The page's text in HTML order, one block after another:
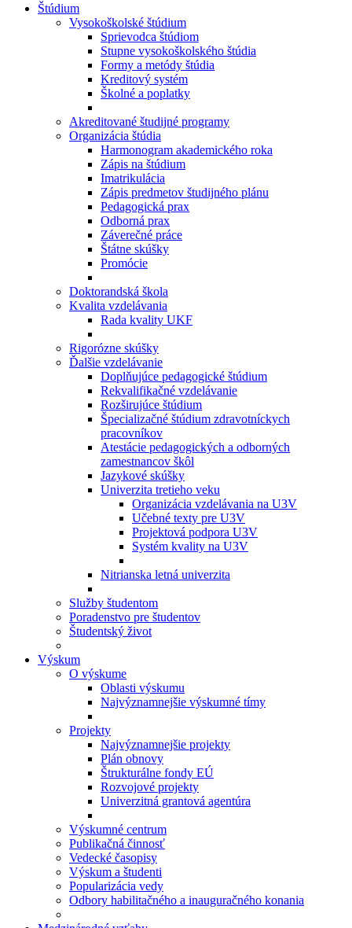
Štúdium
Vysokoškolské štúdium
Sprievodca štúdiom
Stupne vysokoškolského štúdia
Formy a metódy štúdia
Kreditový systém
Školné a poplatky
Akreditované študijné programy
Organizácia štúdia
Harmonogram akademického roka
Zápis na štúdium
Imatrikulácia
Zápis predmetov študijného plánu
Pedagogická prax
Odborná prax
Záverečné práce
Štátne skúšky
Promócie
Doktorandská škola
Kvalita vzdelávania
Rada kvality UKF
Rigorózne skúšky
Ďalšie vzdelávanie
Doplňujúce pedagogické štúdium
Rekvalifikačné vzdelávanie
Rozširujúce štúdium
Špecializačné štúdium zdravotníckych
pracovníkov
Atestácie pedagogických a odborných
zamestnancov škôl
Jazykové skúšky
Univerzita tretieho veku
Organizácia vzdelávania na U3V
Učebné texty pre U3V
Projektová podpora U3V
Systém kvality na U3V
Nitrianska letná univerzita
Služby študentom
Poradenstvo pre študentov
Študentský život
Výskum
O výskume
Oblasti výskumu
Najvýznamnejšie výskumné tímy
Projekty
Najvýznamnejšie projekty
Plán obnovy
Štrukturálne fondy EÚ
Rozvojové projekty
Univerzitná grantová agentúra
Výskumné centrum
Publikačná činnosť
Vedecké časopisy
Výskum a študenti
Popularizácia vedy
Odbory habilitačného a inauguračného konania